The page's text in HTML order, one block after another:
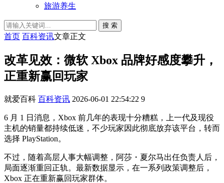
旅游养生
搜 索
首页 百科资讯文章正文
改革见效：微软 Xbox 品牌好感度攀升，
正重新赢回玩家
就爱百科 百科资讯 2026-06-01 22:54:22 9
6 月 1 日消息，Xbox 前几年的表现十分糟糕，上一代及现役
主机的销量都持续低迷，不少玩家因此彻底放弃该平台，转而
选择 PlayStation。
不过，随着高层人事大幅调整，阿莎・夏尔马出任负责人后，
局面逐渐重回正轨。最新数据显示，在一系列政策调整后，
Xbox 正在重新赢回玩家群体。